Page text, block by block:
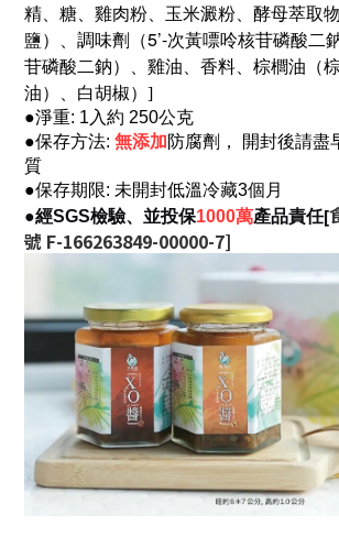
精、糖、雞肉粉、玉米澱粉、酵母萃取
鹽）、調味劑（5’-次黃嘌呤核苷磷酸二
苷磷酸二鈉）、雞油、香料、棕櫚油（
油）、白胡椒）]
●淨重: 1入約 250公克
●保存方法: 無添加防腐劑， 開封後請盡
質
●保存期限: 未開封低溫冷藏3個月
●經SGS檢驗、並投保1000萬產品責任[
號 F-166263849-00000-7]